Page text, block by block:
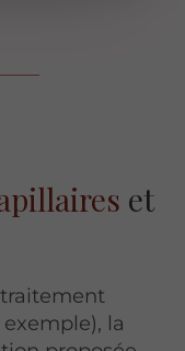
et
la